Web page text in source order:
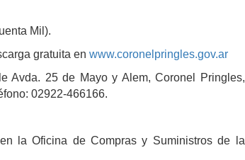
Mil).
gratuita en www.coronelpringles.gov.ar
Avda. 25 de Mayo y Alem, Coronel Pringles,
02922-466166.
la Oficina de Compras y Suministros de la